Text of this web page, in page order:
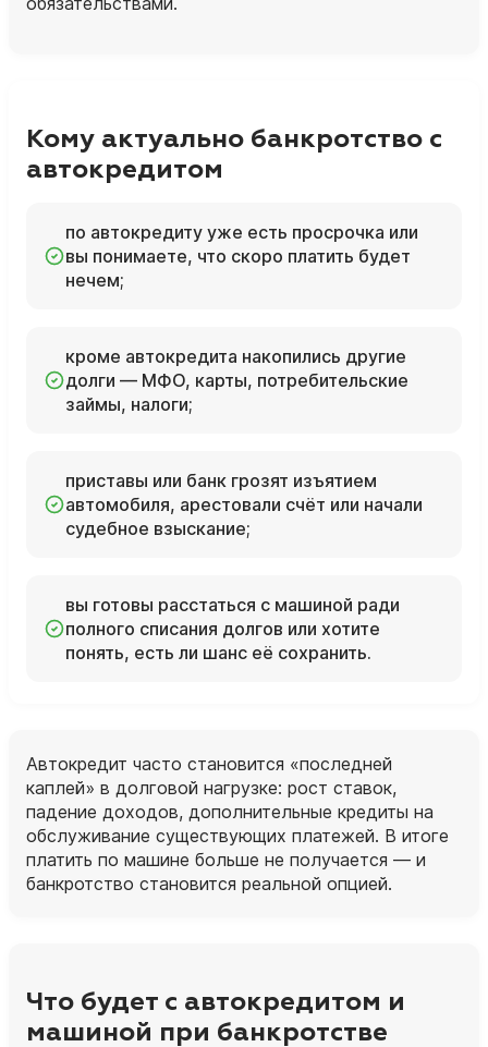
Кому актуально банкротство с
автокредитом
по автокредиту уже есть просрочка или
вы понимаете, что скоро платить будет
нечем;
кроме автокредита накопились другие
долги — МФО, карты, потребительские
займы, налоги;
приставы или банк грозят изъятием
автомобиля, арестовали счёт или начали
судебное взыскание;
вы готовы расстаться с машиной ради
полного списания долгов или хотите
понять, есть ли шанс её сохранить.
Автокредит часто становится «последней
каплей» в долговой нагрузке: рост ставок,
падение доходов, дополнительные кредиты на
обслуживание существующих платежей. В итоге
платить по машине больше не получается — и
банкротство становится реальной опцией.
Что будет с автокредитом и
машиной при банкротстве